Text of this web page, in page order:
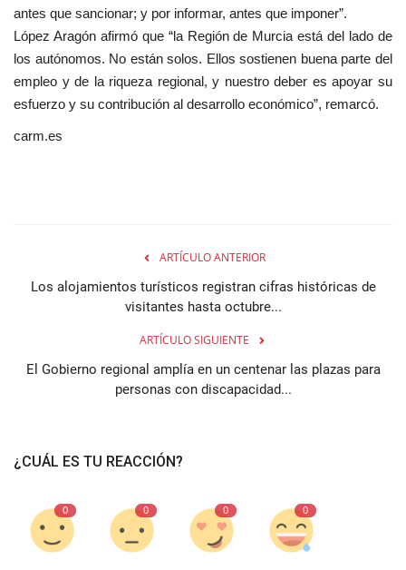
antes que sancionar; y por informar, antes que imponer”.
López Aragón afirmó que “la Región de Murcia está del lado de
los autónomos. No están solos. Ellos sostienen buena parte del
empleo y de la riqueza regional, y nuestro deber es apoyar su
esfuerzo y su contribución al desarrollo económico”, remarcó.
carm.es
ARTÍCULO ANTERIOR
Los alojamientos turísticos registran cifras históricas de
visitantes hasta octubre...
ARTÍCULO SIGUIENTE
El Gobierno regional amplía en un centenar las plazas para
personas con discapacidad...
¿CUÁL ES TU REACCIÓN?
0 0 0 0